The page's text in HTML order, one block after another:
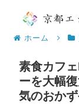
ホーム
素食カフ
ーを大幅
気のおか